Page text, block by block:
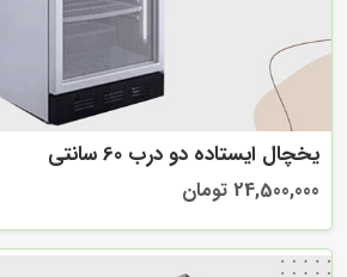
یخچال ایستاده دو درب 60 سانتی
24,500,000 تومان